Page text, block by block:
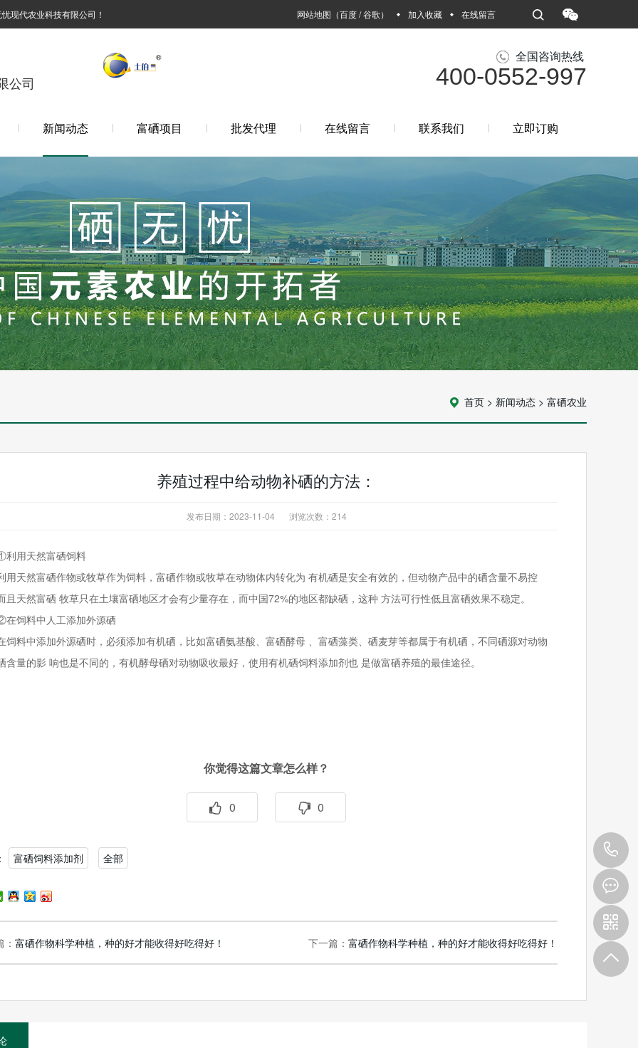
现代农业科技有限公司！ 网站地图 （百度/谷歌） 加入收藏 在线留言
公司
全国咨询热线
400-0552-997
新闻动态 富硒项目 批发代理 在线留言 联系我们 立即订购
首页 > 新闻动态 > 富硒农业
养殖过程中给动物补硒的方法：
发布日期：2023-11-04 浏览次数： 214
用天然富硒饲料
用天然富硒作物或牧草作为饲料，富硒作物或牧草在动物体内转化为 有机硒是安全有效的，但动物产品中的硒含量不易控
且天然富硒 牧草只在土壤富硒地区才会有少量存在，而中国72%的地区都缺硒，这种 方法可行性低且富硒效果不稳定。
饲料中人工添加外源硒
饲料中添加外源硒时，必须添加有机硒，比如富硒氨基酸、富硒酵母 、富硒藻类、硒麦芽等都属于有机硒，不同硒源对动物
含量的影 响也是不同的，有机酵母硒对动物吸收最好，使用有机硒饲料添加剂也 是做富硒养殖的最佳途径。
你觉得这篇文章怎么样？
0 0
富硒饲料添加剂 全部
富硒作物科学种植，种的好才能收得好吃得好！ 下一篇： 富硒作物科学种植，种的好才能收得好吃得好！